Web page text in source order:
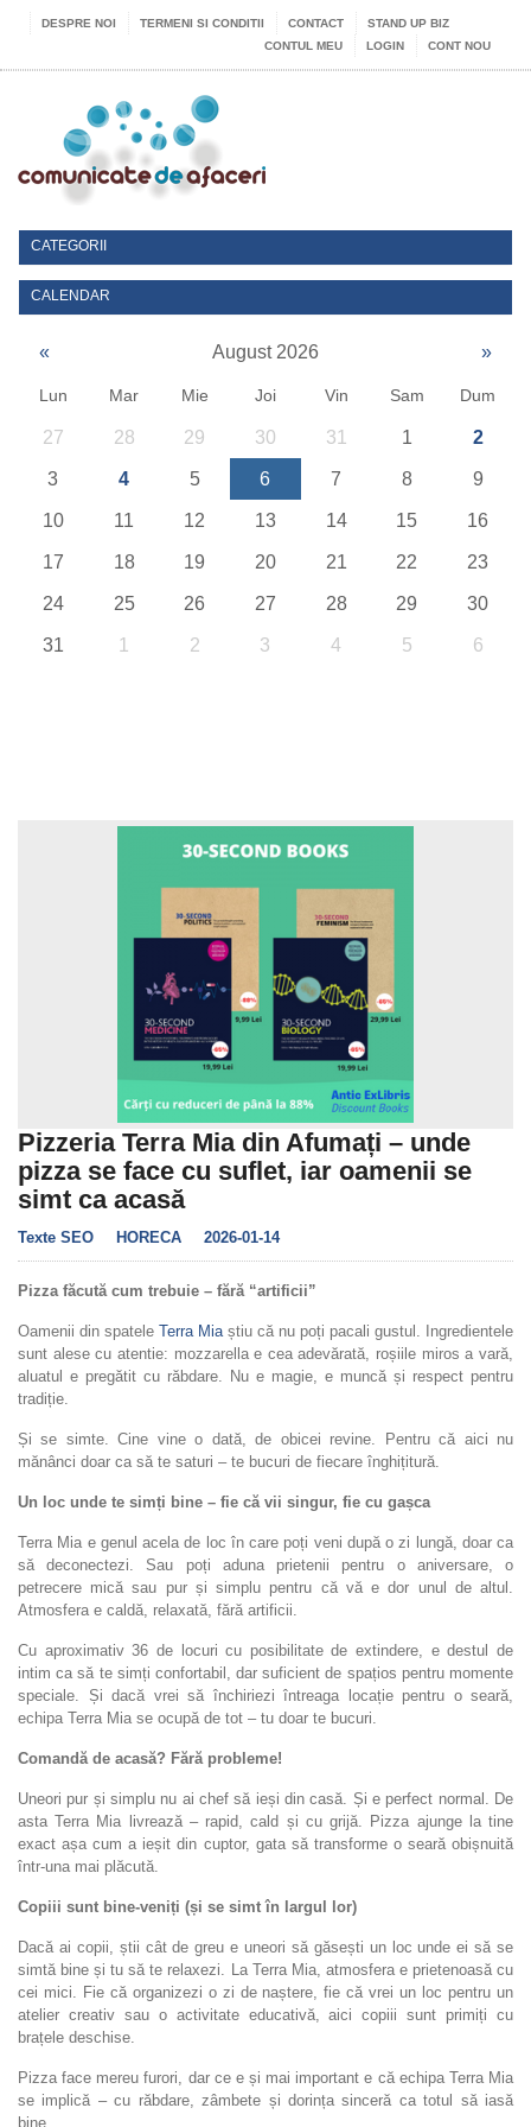
DESPRE NOI TERMENI SI CONDITII CONTACT
STAND UP BIZ
CONTUL MEU
LOGIN CONT NOU
CATEGORII
CALENDAR
« August 2026 »
Lun Mar Mie Joi Vin Sam Dum
27 28 29 30 31 1 2
3 4 5 6 7 8 9
10 11 12 13 14 15 16
17 18 19 20 21 22 23
24 25 26 27 28 29 30
31 1 2 3 4 5 6
Pizzeria Terra Mia din Afumați – unde
pizza se face cu suflet, iar oamenii se
simt ca acasă
Texte SEO HORECA 2026-01-14
Pizza făcută cum trebuie – fără “artificii”
Oamenii din spatele Terra Miaștiu că nu poți pacali gustul. Ingredientele
sunt alese cu atentie: mozzarella e cea adevărată, roșiile miros a vară,
aluatul e pregătit cu răbdare. Nu e magie, e muncă și respect pentru
tradiție.
Și se simte. Cine vine o dată, de obicei revine. Pentru că aici nu
mănânci doar ca să te saturi – te bucuri de fiecare înghițitură.
Un loc unde te simți bine – fie că vii singur, fie cu gașca
Terra Mia e genul acela de loc în care poți veni după o zi lungă, doar ca
să deconectezi. Sau poți aduna prietenii pentru o aniversare, o
petrecere mică sau pur și simplu pentru că vă e dor unul de altul.
Atmosfera e caldă, relaxată, fără artificii.
Cu aproximativ 36 de locuri cu posibilitate de extindere, e destul de
intim ca să te simți confortabil, dar suficient de spațios pentru momente
speciale. Și dacă vrei să închiriezi întreaga locație pentru o seară,
echipa Terra Mia se ocupă de tot – tu doar te bucuri.
Comandă de acasă? Fără probleme!
Uneori pur și simplu nu ai chef să ieși din casă. Și e perfect normal. De
asta Terra Mia livrează – rapid, cald și cu grijă. Pizza ajunge la tine
exact așa cum a ieșit din cuptor, gata să transforme o seară obișnuită
într-una mai plăcută.
Copiii sunt bine-veniți (și se simt în largul lor)
Dacă ai copii, știi cât de greu e uneori să găsești un loc unde ei să se
simtă bine și tu să te relaxezi. La Terra Mia, atmosfera e prietenoasă cu
cei mici. Fie că organizezi o zi de naștere, fie că vrei un loc pentru un
atelier creativ sau o activitate educativă, aici copiii sunt primiți cu
brațele deschise.
Pizza face mereu furori, dar ce e și mai important e că echipa Terra Mia
se implică – cu răbdare, zâmbete și dorința sinceră ca totul să iasă
bine.